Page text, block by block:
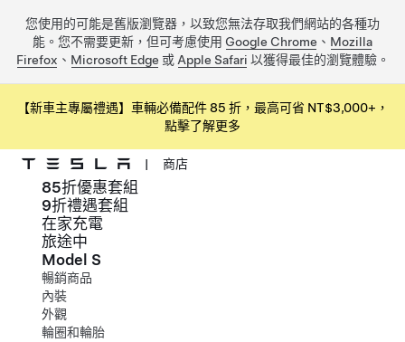
您使用的可能是舊版瀏覽器，以致您無法存取我們網站的各種功
能。您不需要更新，但可考慮使用 Google Chrome 、 Mozilla
Firefox 、 Microsoft Edge 或 Apple Safari 以獲得最佳的瀏覽體驗。
【新車主專屬禮遇】車輛必備配件 85 折，最高可省 NT$3,000+，
點擊了解更多
跳到主要內容
| 商店
85折優惠套組
9折禮遇套組
在家充電
旅途中
Model S
暢銷商品
內裝
外觀
輪圈和輪胎